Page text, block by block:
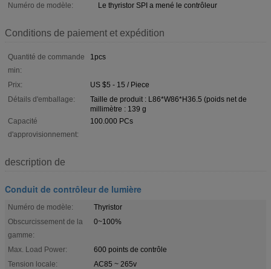
Numéro de modèle:
Le thyristor SPI a mené le contrôleur
Conditions de paiement et expédition
Quantité de commande
min:
1pcs
Prix:
US $5 - 15 / Piece
Détails d'emballage:
Taille de produit : L86*W86*H36.5 (poids net de
millimètre : 139 g
Capacité
d'approvisionnement:
100.000 PCs
description de
Conduit de contrôleur de lumière
Numéro de modèle:
Thyristor
Obscurcissement de la
gamme:
0~100%
Max. Load Power:
600 points de contrôle
Tension locale:
AC85 ~ 265v